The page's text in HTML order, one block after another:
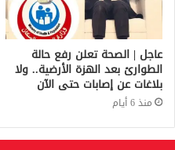
عاجل | الصحة تعلن رفع حالة
الطوارئ بعد الهزة الأرضية.. ولا
بلاغات عن إصابات حتى الآن
منذ 6 أيام